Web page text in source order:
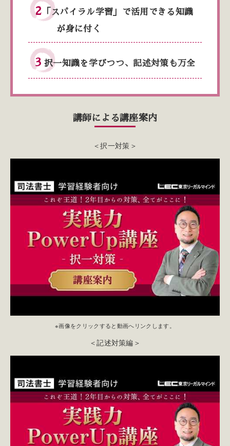
2 「スパイラル学習」で活用できる知識
が身に付く
3 択一知識を学びつつ、記述対策も万全
講師による講座案内
＜択一対策＞
※画像をクリックすると動画へリンクします。
＜記述対策編＞